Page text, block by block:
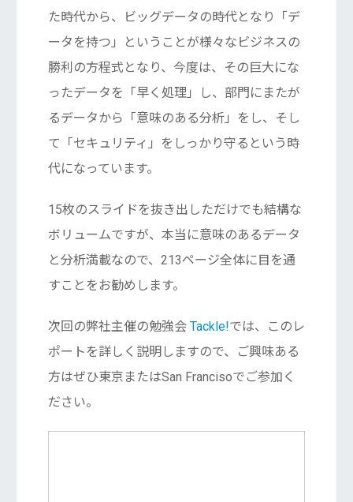
た時代から、ビッグデータの時代となり「デ
ータを持つ」ということが様々なビジネスの
勝利の方程式となり、今度は、その巨大にな
ったデータを「早く処理」し、部門にまたが
るデータから「意味のある分析」をし、そし
て「セキュリティ」をしっかり守るという時
代になっています。
15枚のスライドを抜き出しただけでも結構な
ボリュームですが、本当に意味のあるデータ
と分析満載なので、213ページ全体に目を通
すことをお勧めします。
次回の弊社主催の勉強会 Tackle!では、このレ
ポートを詳しく説明しますので、ご興味ある
方はぜひ東京またはSan Francisoでご参加く
ださい。